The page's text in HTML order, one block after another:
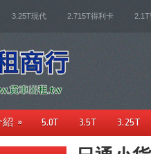
3.25T現代 2.715T得利卡 2.1T
紹 » 5.0T 3.5T 3.25T